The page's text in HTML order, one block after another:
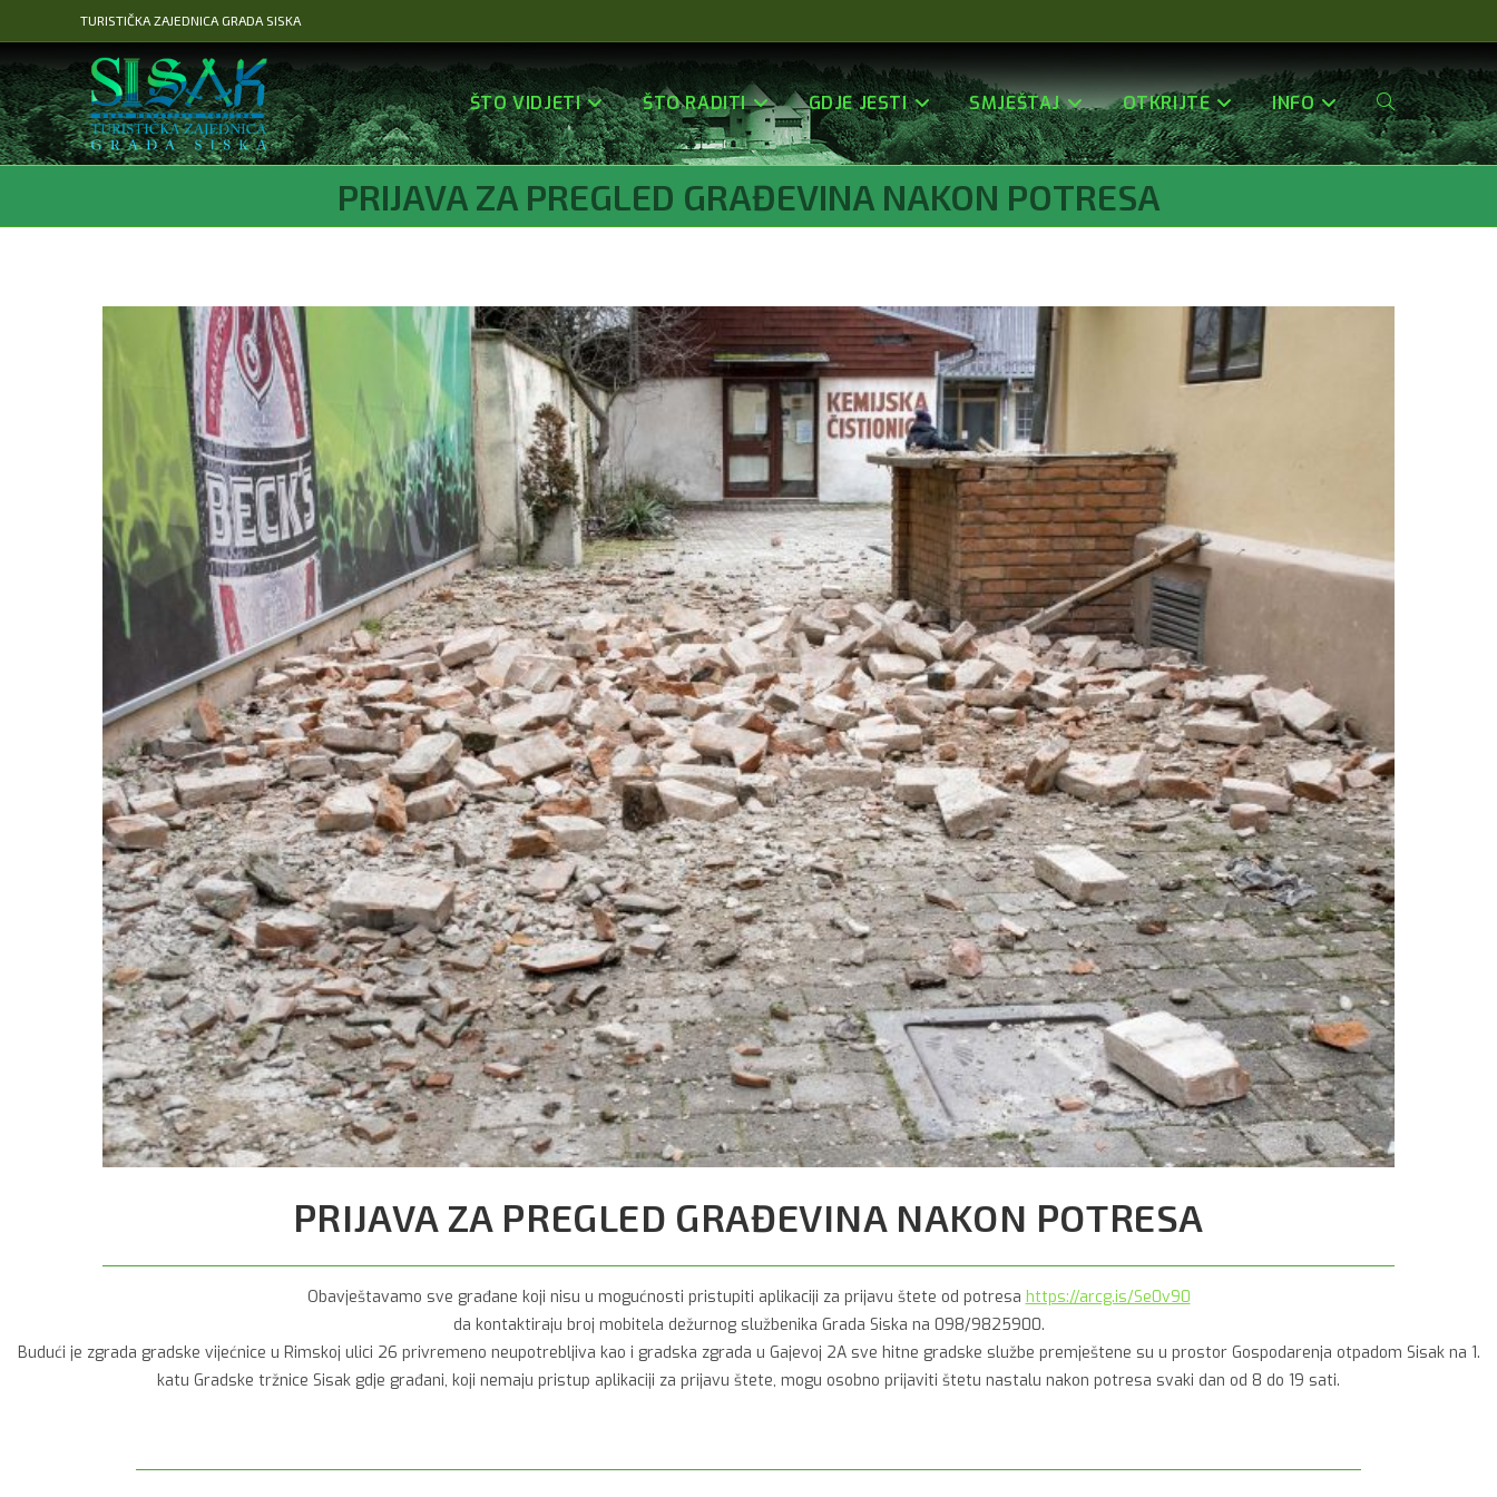
na
sadržaj
TURISTIČKA ZAJEDNICA GRADA SISKA
ŠTO VIDJETI ŠTO RADITI GDJE JESTI SMJEŠTAJ OTKRIJTE INFO Uključi/isključi
PRIJAVA ZA PREGLED GRAĐEVINA NAKON POTRESA
PRIJAVA ZA PREGLED GRAĐEVINA NAKON POTRESA
Obavještavamo sve građane koji nisu u mogućnosti pristupiti aplikaciji za prijavu štete od potresa https://arcg.is/Se0v90
da kontaktiraju broj mobitela dežurnog službenika Grada Siska na 098/9825900.
Budući je zgrada gradske vijećnice u Rimskoj ulici 26 privremeno neupotrebljiva kao i gradska zgrada u Gajevoj 2A sve hitne gradske službe premještene su u prostor Gospodarenja otpadom Sisak na 1.
katu Gradske tržnice Sisak gdje građani, koji nemaju pristup aplikaciji za prijavu štete, mogu osobno prijaviti štetu nastalu nakon potresa svaki dan od 8 do 19 sati.